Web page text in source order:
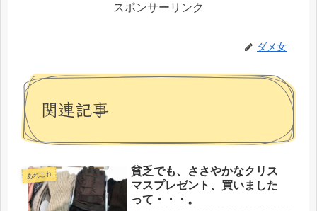
スポンサーリンク
ダメ女
関連記事
あれこれ
貧乏でも、ささやかなクリス
マスプレゼント、買いました
って・・・。